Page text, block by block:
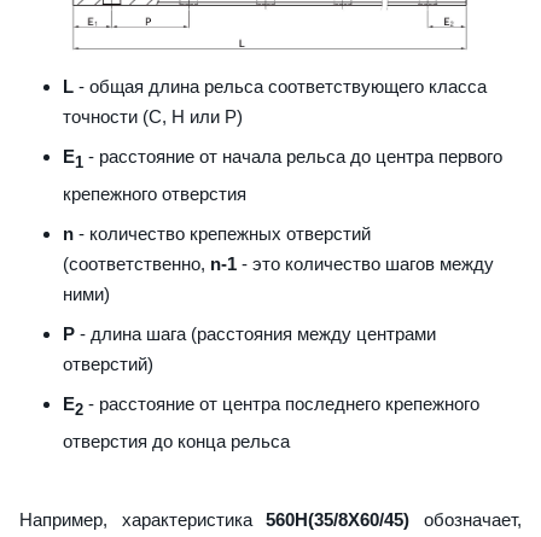
L - общая длина рельса соответствующего класса
точности (С, H или Р)
E1 - расстояние от начала рельса до центра первого
крепежного отверстия
n - количество крепежных отверстий
(соответственно, n-1 - это количество шагов между
ними)
P - длина шага (расстояния между центрами
отверстий)
E2 - расстояние от центра последнего крепежного
отверстия до конца рельса
Например, характеристика560H(35/8X60/45) обозначает,